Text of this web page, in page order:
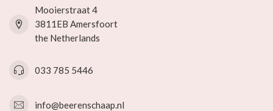
Mooierstraat 4
3811EB Amersfoort
the Netherlands
033 785 5446
info@beerenschaap.nl